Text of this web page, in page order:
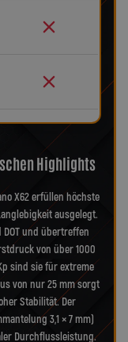
Highlights
X62 erfüllen höchste
ausgelegt.
DOT und übertreffen
von über 1000
sind sie für extreme
von nur 25 mm sorgt
Stabilität. Der
3,1 × 7 mm)
Durchflussleistung.